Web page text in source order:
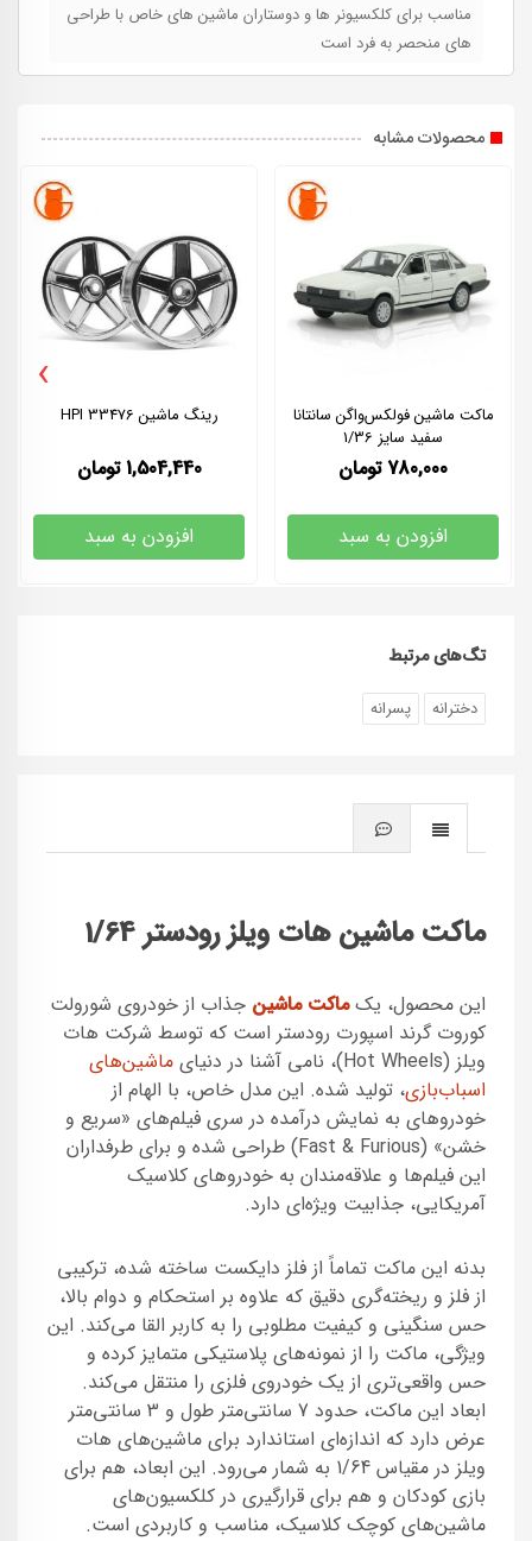
مناسب برای کلکسیونر ها و دوستاران ماشین های خاص با طراحی
های منحصر به فرد است
محصولات مشابه
ماکت ماشین فولکس‌واگن سانتانا
سفید سایز 1/36
780,000 تومان
افزودن به سبد
رینگ ماشین HPI 33476
1,504,440 تومان
افزودن به سبد
›
تگ‌های مرتبط
دخترانه پسرانه
ماکت ماشین هات ویلز رودستر 1/64
این محصول، یکماکت ماشین جذاب از خودروی شورولت
کوروت گرند اسپورت رودستر است که توسط شرکت هات
ویلز (Hot Wheels)، نامی آشنا در دنیای
ماشین‌های
اسباب‌بازی، تولید شده. این مدل خاص، با الهام از
خودروهای به نمایش درآمده در سری فیلم‌های «سریع و
خشن» (Fast & Furious) طراحی شده و برای طرفداران
این فیلم‌ها و علاقه‌مندان به خودروهای کلاسیک
آمریکایی، جذابیت ویژه‌ای دارد.
بدنه این ماکت تماماً از فلز دایکست ساخته شده، ترکیبی
از فلز و ریخته‌گری دقیق که علاوه بر استحکام و دوام بالا،
حس سنگینی و کیفیت مطلوبی را به کاربر القا می‌کند. این
ویژگی، ماکت را از نمونه‌های پلاستیکی متمایز کرده و
حس واقعی‌تری از یک خودروی فلزی را منتقل می‌کند.
ابعاد این ماکت، حدود 7 سانتی‌متر طول و 3 سانتی‌متر
عرض دارد که اندازه‌ای استاندارد برای ماشین‌های هات
ویلز در مقیاس 1/64 به شمار می‌رود. این ابعاد، هم برای
بازی کودکان و هم برای قرارگیری در کلکسیون‌های
ماشین‌های کوچک کلاسیک، مناسب و کاربردی است.